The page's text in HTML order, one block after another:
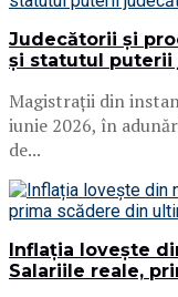
Judecătorii și
și statutul puterii
Magistrații din
iunie 2026, în
de...
Inflația lovește
Salariile reale,